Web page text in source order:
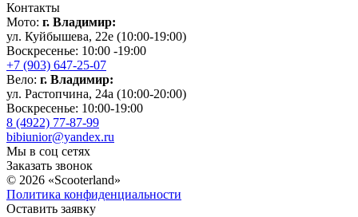
Контакты
Мото: г. Владимир:
ул. Куйбышева, 22е (10:00-19:00)
Воскресенье: 10:00 -19:00
+7 (903) 647-25-07
Вело: г. Владимир:
ул. Растопчина, 24а (10:00-20:00)
Воскресенье: 10:00-19:00
8 (4922) 77-87-99
bibiunior@yandex.ru
Мы в соц сетях
Заказать звонок
© 2026 «Scooterland»
Политика конфиденциальности
Оставить заявку